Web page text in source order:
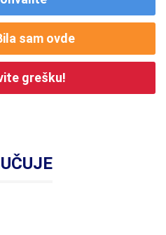
sam ovde
grešku!